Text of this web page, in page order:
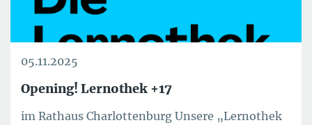
05.11.2025
Opening! Lernothek +17
im Rathaus Charlottenburg Unsere „Lernothek